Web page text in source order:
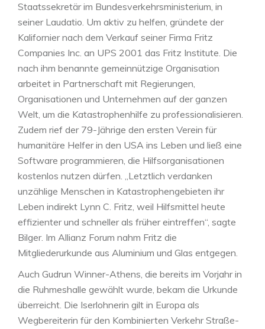
Staatssekretär im Bundesverkehrsministerium, in
seiner Laudatio. Um aktiv zu helfen, gründete der
Kalifornier nach dem Verkauf seiner Firma Fritz
Companies Inc. an UPS 2001 das Fritz Institute. Die
nach ihm benannte gemeinnützige Organisation
arbeitet in Partnerschaft mit Regierungen,
Organisationen und Unternehmen auf der ganzen
Welt, um die Katastrophenhilfe zu professionalisieren.
Zudem rief der 79-Jährige den ersten Verein für
humanitäre Helfer in den USA ins Leben und ließ eine
Software programmieren, die Hilfsorganisationen
kostenlos nutzen dürfen. „Letztlich verdanken
unzählige Menschen in Katastrophengebieten ihr
Leben indirekt Lynn C. Fritz, weil Hilfsmittel heute
effizienter und schneller als früher eintreffen“, sagte
Bilger. Im Allianz Forum nahm Fritz die
Mitgliederurkunde aus Aluminium und Glas entgegen.
Auch Gudrun Winner-Athens, die bereits im Vorjahr in
die Ruhmeshalle gewählt wurde, bekam die Urkunde
überreicht. Die Iserlohnerin gilt in Europa als
Wegbereiterin für den Kombinierten Verkehr Straße-